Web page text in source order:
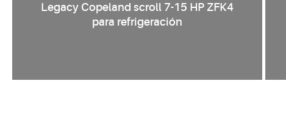
Legacy Copeland scroll 7-15 HP ZFK4
para refrigeración